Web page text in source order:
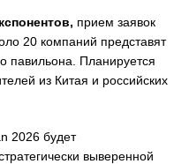
прием заявок
20 компаний представят
павильона. Планируется
из Китая и российских
2026 будет
выверенной